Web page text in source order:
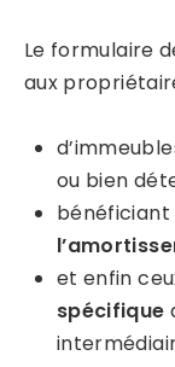
Le formulaire
aux
ou bien
bénéficiant
et enfin
spécifique